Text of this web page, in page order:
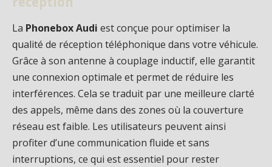
La Phonebox Audi est conçue pour optimiser la
qualité de réception téléphonique dans votre véhicule.
Grâce à son antenne à couplage inductif, elle garantit
une connexion optimale et permet de réduire les
interférences. Cela se traduit par une meilleure clarté
des appels, même dans des zones où la couverture
réseau est faible. Les utilisateurs peuvent ainsi
profiter d’une communication fluide et sans
interruptions, ce qui est essentiel pour rester